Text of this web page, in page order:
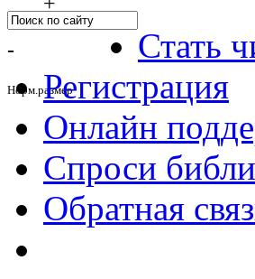
-
Норм.размер
Стать
Регистрация
Онлайн
Спроси
Обратная